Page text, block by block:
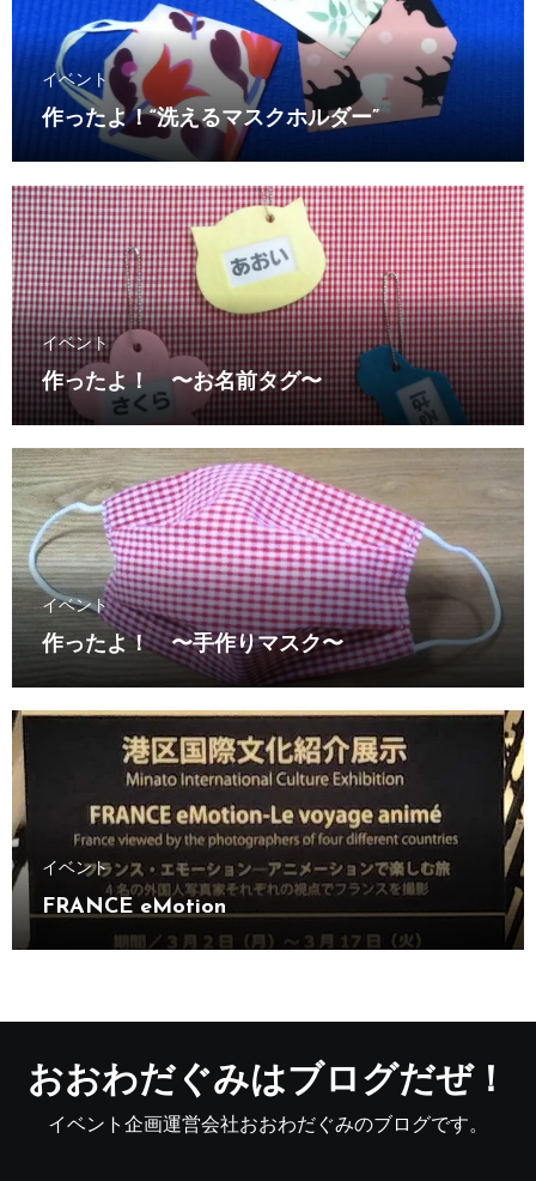
イベント
作ったよ！“洗えるマスクホルダー”
イベント
作ったよ！ 〜お名前タグ〜
イベント
作ったよ！ 〜手作りマスク〜
イベント
FRANCE eMotion
おおわだぐみはブログだぜ！
イベント企画運営会社おおわだぐみのブログです。